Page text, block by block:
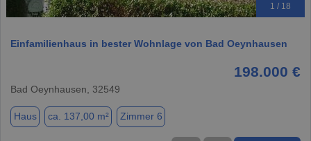
1 / 18
Einfamilienhaus in bester Wohnlage von Bad Oeynhausen
198.000 €
Bad Oeynhausen, 32549
Haus ca. 137,00 m² Zimmer 6